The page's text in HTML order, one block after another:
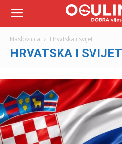
Naslovnica Hrvatska i svijet
HRVATSKA I SVIJET